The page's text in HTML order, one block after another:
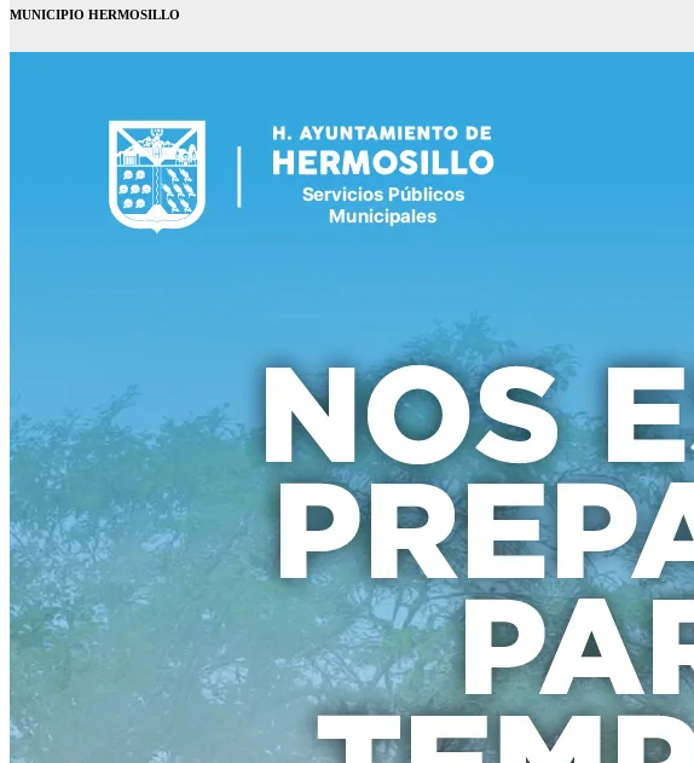
entradas
MUNICIPIO HERMOSILLO